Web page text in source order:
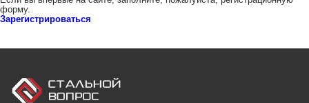
форму.
Зарегистрироваться